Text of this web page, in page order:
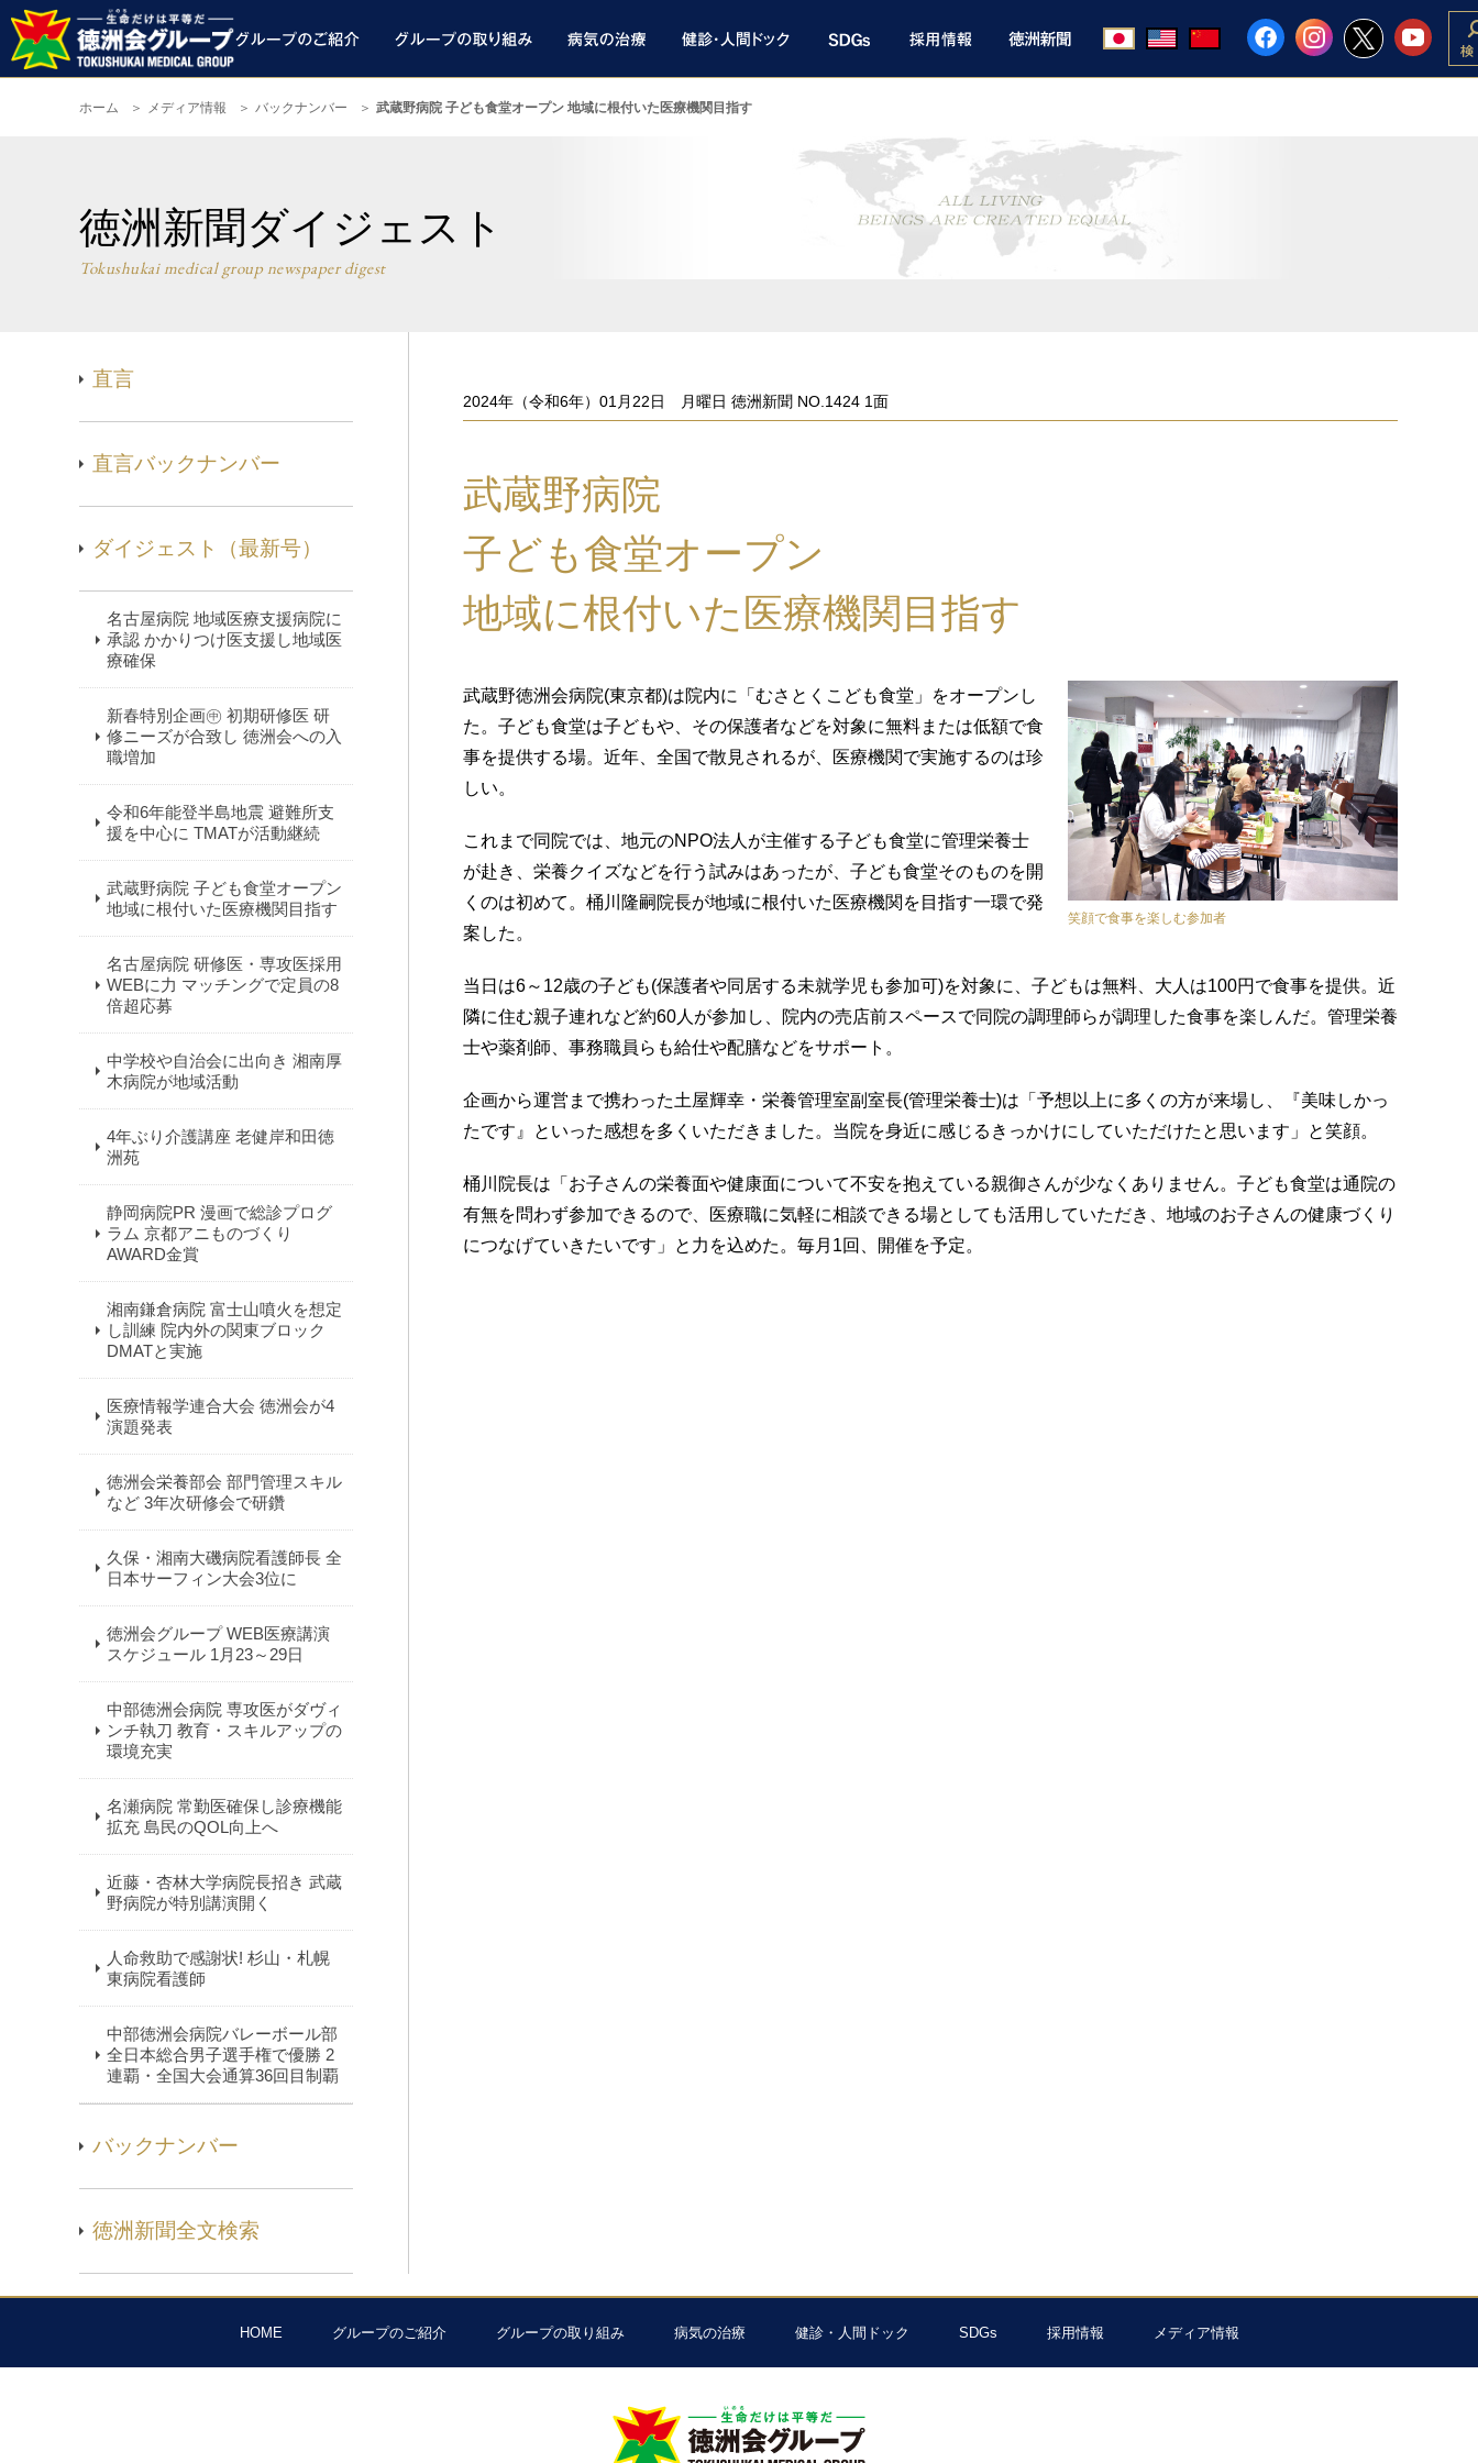
ホーム メディア情報 バックナンバー 武蔵野病院 子ども食堂オープン 地域に根付いた医療機関目指す
徳洲新聞ダイジェスト
Tokushukai medical group newspaper digest
直言
直言バックナンバー
ダイジェスト（最新号）
名古屋病院 地域医療支援病院に
承認 かかりつけ医支援し地域医
療確保
新春特別企画㊥ 初期研修医 研
修ニーズが合致し 徳洲会への入
職増加
令和6年能登半島地震 避難所支
援を中心に TMATが活動継続
武蔵野病院 子ども食堂オープン
地域に根付いた医療機関目指す
名古屋病院 研修医・専攻医採用
WEBに力 マッチングで定員の8
倍超応募
中学校や自治会に出向き 湘南厚
木病院が地域活動
4年ぶり介護講座 老健岸和田徳
洲苑
静岡病院PR 漫画で総診プログ
ラム 京都アニものづくり
AWARD金賞
湘南鎌倉病院 富士山噴火を想定
し訓練 院内外の関東ブロック
DMATと実施
医療情報学連合大会 徳洲会が4
演題発表
徳洲会栄養部会 部門管理スキル
など 3年次研修会で研鑽
久保・湘南大磯病院看護師長 全
日本サーフィン大会3位に
徳洲会グループ WEB医療講演
スケジュール 1月23～29日
中部徳洲会病院 専攻医がダヴィ
ンチ執刀 教育・スキルアップの
環境充実
名瀬病院 常勤医確保し診療機能
拡充 島民のQOL向上へ
近藤・杏林大学病院長招き 武蔵
野病院が特別講演開く
人命救助で感謝状! 杉山・札幌
東病院看護師
中部徳洲会病院バレーボール部
全日本総合男子選手権で優勝 2
連覇・全国大会通算36回目制覇
バックナンバー
徳洲新聞全文検索
2024年（令和6年）01月22日 月曜日 徳洲新聞 NO.1424 1面
武蔵野病院
子ども食堂オープン
地域に根付いた医療機関目指す
笑顔で食事を楽しむ参加者
武蔵野徳洲会病院(東京都)は院内に「むさとくこども食堂」をオープンし
た。子ども食堂は子どもや、その保護者などを対象に無料または低額で食
事を提供する場。近年、全国で散見されるが、医療機関で実施するのは珍
しい。
これまで同院では、地元のNPO法人が主催する子ども食堂に管理栄養士
が赴き、栄養クイズなどを行う試みはあったが、子ども食堂そのものを開
くのは初めて。桶川隆嗣院長が地域に根付いた医療機関を目指す一環で発
案した。
当日は6～12歳の子ども(保護者や同居する未就学児も参加可)を対象に、子どもは無料、大人は100円で食事を提供。近
隣に住む親子連れなど約60人が参加し、院内の売店前スペースで同院の調理師らが調理した食事を楽しんだ。管理栄養
士や薬剤師、事務職員らも給仕や配膳などをサポート。
企画から運営まで携わった土屋輝幸・栄養管理室副室長(管理栄養士)は「予想以上に多くの方が来場し、『美味しかっ
たです』といった感想を多くいただきました。当院を身近に感じるきっかけにしていただけたと思います」と笑顔。
桶川院長は「お子さんの栄養面や健康面について不安を抱えている親御さんが少なくありません。子ども食堂は通院の
有無を問わず参加できるので、医療職に気軽に相談できる場としても活用していただき、地域のお子さんの健康づくり
につなげていきたいです」と力を込めた。毎月1回、開催を予定。
HOME グループのご紹介 グループの取り組み 病気の治療 健診・人間ドック SDGs 採用情報 メディア情報